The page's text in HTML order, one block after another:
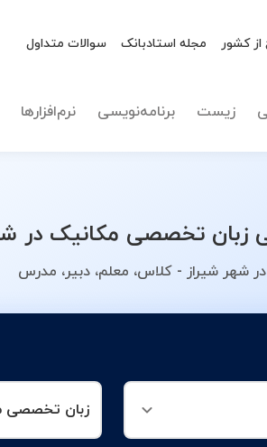
کشور مجله استادبانک سوالات متداول
زیست برنامه‌نویسی نرم‌افزارها
تخصصی مکانیک در
شیراز - کلاس، معلم، دبیر، مدرس
زبان تخصصی
نوع تدریس